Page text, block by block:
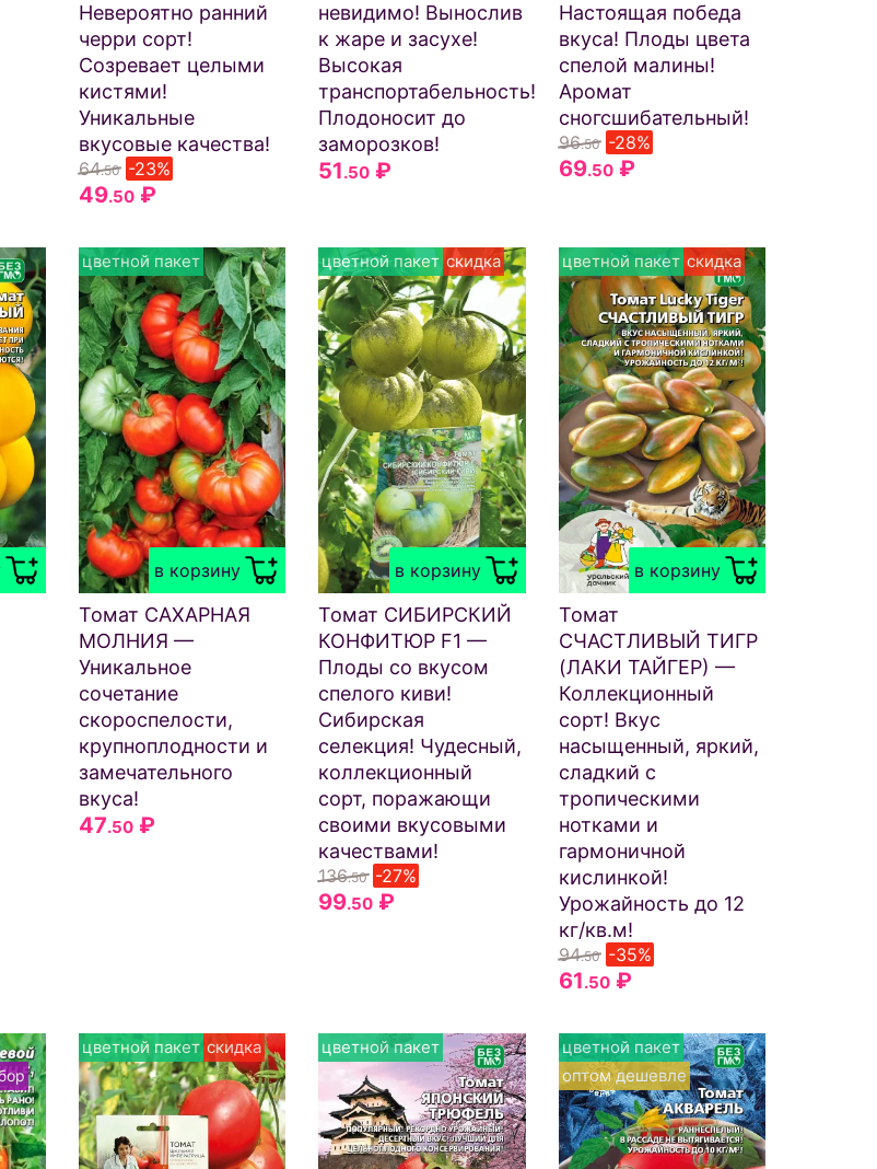
Невероятно ранний
черри сорт!
Созревает целыми
кистями!
Уникальные
вкусовые качества!
64.50 -23%
49.50₽
невидимо! Вынослив
к жаре и засухе!
Высокая
транспортабельность!
Плодоносит до
заморозков!
51.50 ₽
Настоящая победа
вкуса! Плоды цвета
спелой малины!
Аромат
сногсшибательный!
96.50 -28%
69.50₽
в корзину
цветной пакет
Томат САХАРНАЯ
МОЛНИЯ —
Уникальное
сочетание
скороспелости,
крупноплодности и
замечательного
вкуса!
47.50₽
в корзину
цветной пакет скидка
Томат СИБИРСКИЙ
КОНФИТЮР F1 —
Плоды со вкусом
спелого киви!
Сибирская
селекция! Чудесный,
коллекционный
сорт, поражающи
своими вкусовыми
качествами!
136.50 -27%
99.50 ₽
в корзину
цветной пакет скидка
Томат
СЧАСТЛИВЫЙ ТИГР
(ЛАКИ ТАЙГЕР) —
Коллекционный
сорт! Вкус
насыщенный, яркий,
сладкий с
тропическими
нотками и
гармоничной
кислинкой!
Урожайность до 12
кг/кв.м!
94.50 -35%
61.50₽
цветной пакет скидка цветной пакет
цветной пакет
оптом дешевле